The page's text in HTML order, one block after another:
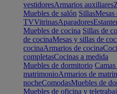
vestidoresArmarios auxiliares
Muebles de salón SillasMesas
TVVitrinasAparadores
Muebles de cocina Sillas de
de cocinaMesas y sillas de
cocinaArmarios de cocina
completasCocinas a medida
Muebles de dormitorio
matrimonioArmarios de
nocheComodasMuebles de
Muebles de oficina y